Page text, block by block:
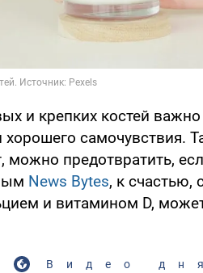
и крепких костей
самочувствия.
можно предотвратить,
News Bytes, к счастью,
и витамином D,
Видео